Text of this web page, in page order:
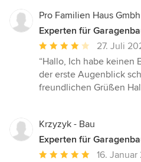
Pro Familien Haus Gmbh
Experten für
Durchschnittliche
Bewertung:
4
von
27. Juli
“Hallo, Ich habe keinen
der erste Augenblick
freundlichen Grüßen
Krzyzyk - Bau
Experten für
Durchschnittliche
16.